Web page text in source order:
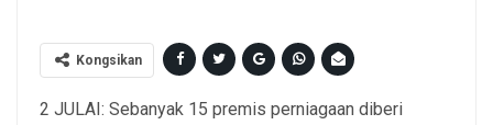
Kongsikan
2 JULAI: Sebanyak 15 premis perniagaan diberi